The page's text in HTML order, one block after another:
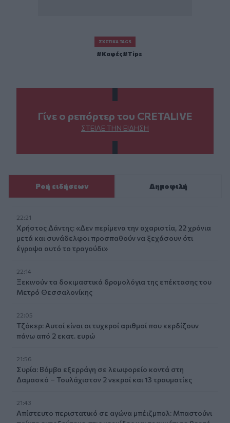
ΣΧΕΤΙΚΆ TAGS
Καφές Tips
Γίνε ο ρεπόρτερ του CRETALIVE
ΣΤΕΊΛΕ ΤΗΝ ΕΊΔΗΣΗ
Ροή ειδήσεων Δημοφιλή
22:21
Χρήστος Δάντης: «Δεν περίμενα την αχαριστία, 22 χρόνια
μετά και συνάδελφοι προσπαθούν να ξεχάσουν ότι
έγραψα αυτό το τραγούδι»
22:14
Ξεκινούν τα δοκιμαστικά δρομολόγια της επέκτασης του
Μετρό Θεσσαλονίκης
22:05
Τζόκερ: Αυτοί είναι οι τυχεροί αριθμοί που κερδίζουν
πάνω από 2 εκατ. ευρώ
21:56
Συρία: Βόμβα εξερράγη σε λεωφορείο κοντά στη
Δαμασκό – Τουλάχιστον 2 νεκροί και 13 τραυματίες
21:43
Απίστευτο περιστατικό σε αγώνα μπέιζμπολ: Μπαστούνι